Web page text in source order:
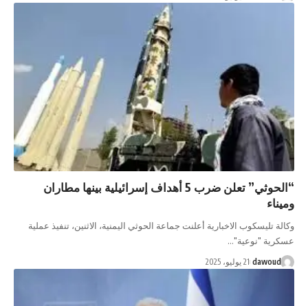
“الحوثي” تعلن ضرب 5 أهداف إسرائيلية بينها مطاران
الاخبارية أعلنت جماعة الحوثي اليمنية، الاثنين، تنفيذ عملية
21 يوليو، 2025